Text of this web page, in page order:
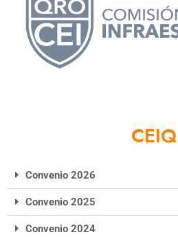
CEIQ
Convenio 2026
Convenio 2025
Convenio 2024